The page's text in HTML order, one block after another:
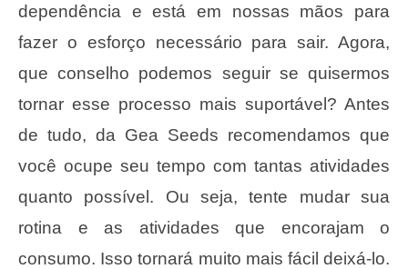
dependência e está em nossas mãos para
fazer o esforço necessário para sair. Agora,
que conselho podemos seguir se quisermos
tornar esse processo mais suportável? Antes
de tudo, da Gea Seeds recomendamos que
você ocupe seu tempo com tantas atividades
quanto possível. Ou seja, tente mudar sua
rotina e as atividades que encorajam o
consumo. Isso tornará muito mais fácil deixá-lo.